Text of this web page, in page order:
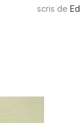
scris de